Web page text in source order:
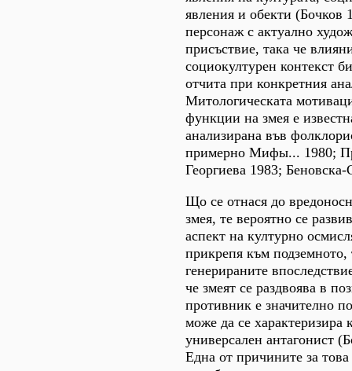
явления и обекти (Бочков
персонаж с актуално
присъствие, така че
социокултурен контекст
отчита при конкретния
Митологическата
функции на змея е
анализирана във
примерно Мифы... 1980;
Георгиева 1983;
Що се отнася до
змея, те вероятно се
аспект на културно
прикрепя към
генерираните
че змеят се раздвоява в
противник е значително
може да се характеризира
универсален антагонист
Една от причините за това